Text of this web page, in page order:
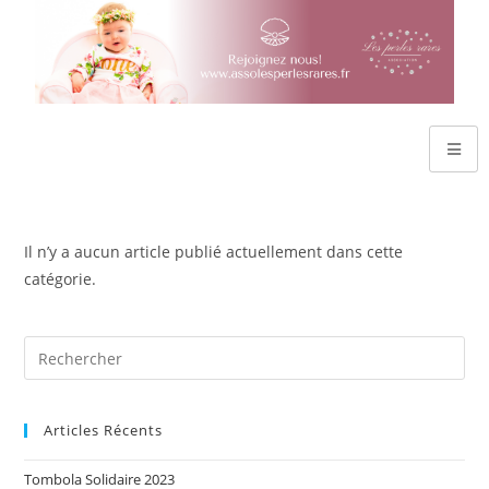
Il n’y a aucun article publié actuellement dans cette
catégorie.
Articles Récents
Tombola Solidaire 2023